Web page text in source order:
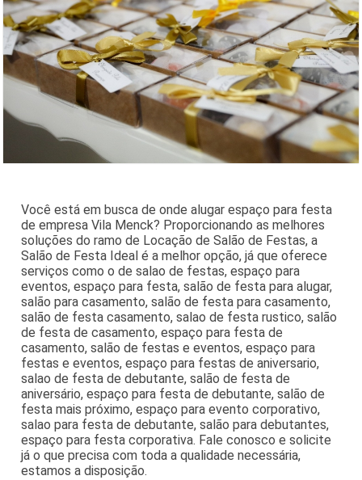
Você está em busca de onde alugar espaço para festa
de empresa Vila Menck? Proporcionando as melhores
soluções do ramo de Locação de Salão de Festas, a
Salão de Festa Ideal é a melhor opção, já que oferece
serviços como o de salao de festas, espaço para
eventos, espaço para festa, salão de festa para alugar,
salão para casamento, salão de festa para casamento,
salão de festa casamento, salao de festa rustico, salão
de festa de casamento, espaço para festa de
casamento, salão de festas e eventos, espaço para
festas e eventos, espaço para festas de aniversario,
salao de festa de debutante, salão de festa de
aniversário, espaço para festa de debutante, salão de
festa mais próximo, espaço para evento corporativo,
salao para festa de debutante, salão para debutantes,
espaço para festa corporativa. Fale conosco e solicite
já o que precisa com toda a qualidade necessária,
estamos a disposição.